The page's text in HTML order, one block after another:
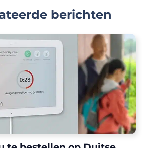
berichten